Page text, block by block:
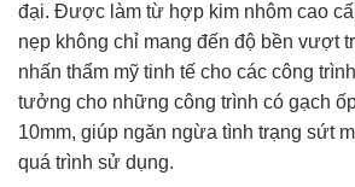
đại. Được làm từ hợp kim nhôm cao
nẹp không chỉ mang đến độ bền vượt
nhấn thẩm mỹ tinh tế cho các công
tưởng cho những công trình có gạch
10mm, giúp ngăn ngừa tình trạng sứt
quá trình sử dụng.